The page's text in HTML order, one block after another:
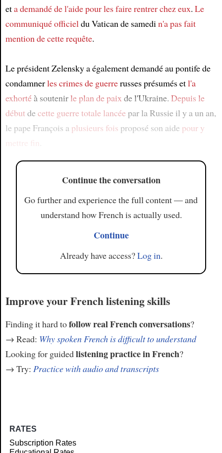
eta demandé de l'aidepour les faire rentrer chez eux. Le
communiqué officiel du Vatican de samedi n'a pas fait
mention decette requête.
Le président Zelensky a également demandé au pontife de
condamnerles crimes de guerrerusses présumés etl'a
exhortéà soutenirle plan de paix de l'Ukraine. Depuis le
débutdecette guerre totale lancéepar la Russie il y a un an,
le pape François a plusieurs fois proposé son aide pour y
mettre fin
Continue the conversation
Go further and experience the full content — and
understand how French is actually used.
Continue
Already have access?Log in.
Improve your French listening skills
Finding it hard tofollow real French conversations?
→ Read: Why spoken French is difficult to understand
Looking for guidedlistening practice in French?
→ Try: Practice with audio and transcripts
RATES
Subscription Rates